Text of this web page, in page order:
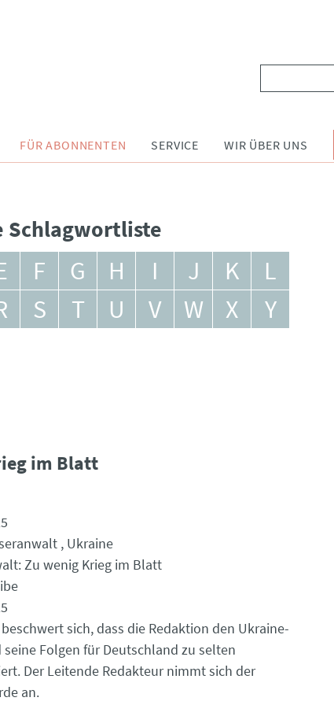
FÜR ABONNENTEN SERVICE WIR ÜBER UNS
Schlagwortliste
F G H I J K
L
S T U V W X
Y
im Blatt
Ukraine
Zu wenig Krieg im Blatt
beschwert sich, dass die Redaktion den Ukraine-
seine Folgen für Deutschland zu selten
Der Leitende Redakteur nimmt sich der
an.